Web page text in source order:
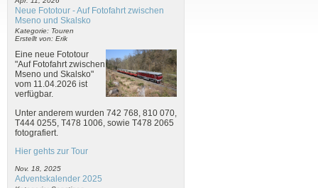
Neue Fototour - Auf Fotofahrt zwischen
Mseno und Skalsko
Kategorie: Touren
Erstellt von: Erik
Eine neue Fototour
"Auf Fotofahrt zwischen
Mseno und Skalsko"
vom 11.04.2026 ist
verfügbar.
Unter anderem wurden 742 768, 810 070,
T444 0255, T478 1006, sowie T478 2065
fotografiert.
Hier gehts zur Tour
Nov. 18, 2025
Adventskalender 2025